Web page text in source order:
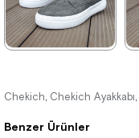
3.495,00 ₺
5.104,00 ₺
Benzer Ürünler
Chekich, Chekich Ayakkabı,